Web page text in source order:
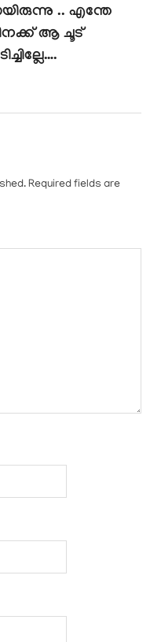
.. എന്തേ
ആ ചൂട്
Required fields are